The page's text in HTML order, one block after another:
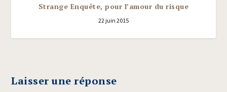
Strange Enquête, pour l’amour du risque
22 juin 2015
Laisser une réponse